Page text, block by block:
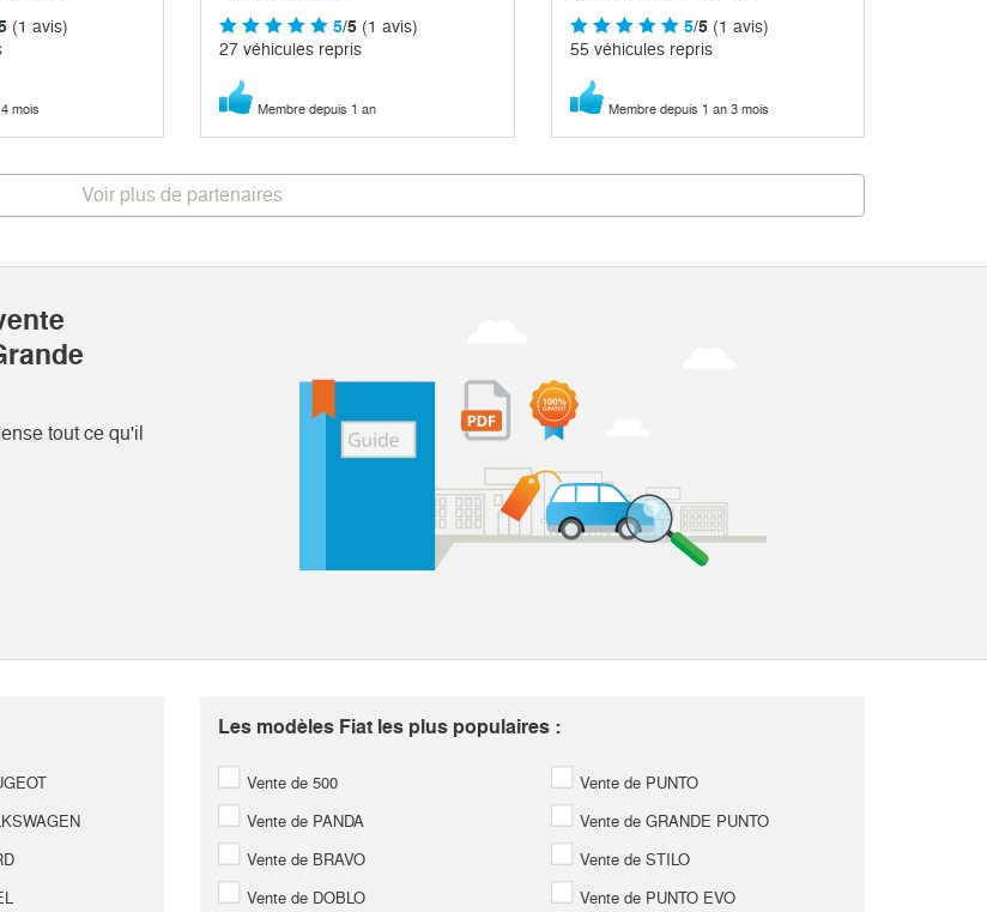
(1 avis)
mois
5/5 (1 avis)
27 véhicules repris
Membre depuis 1 an
5/5(1 avis)
55 véhicules repris
Membre depuis 1 an 3 mois
Voir plus de partenaires
tout ce qu'il
Les modèles Fiat les plus populaires :
Vente de 500 Vente de PUNTO
Vente de PANDA Vente de GRANDE PUNTO
Vente de BRAVO Vente de STILO
Vente de DOBLO Vente de PUNTO EVO